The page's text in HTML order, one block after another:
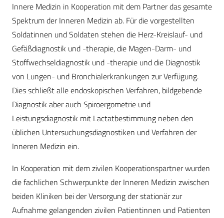
Innere Medizin in Kooperation mit dem Partner das gesamte
Spektrum der Inneren Medizin ab. Für die vorgestellten
Soldatinnen und Soldaten stehen die Herz-Kreislauf- und
Gefäßdiagnostik und -therapie, die Magen-Darm- und
Stoffwechseldiagnostik und -therapie und die Diagnostik
von Lungen- und Bronchialerkrankungen zur Verfügung.
Dies schließt alle endoskopischen Verfahren, bildgebende
Diagnostik aber auch Spiroergometrie und
Leistungsdiagnostik mit Lactatbestimmung neben den
üblichen Untersuchungsdiagnostiken und Verfahren der
Inneren Medizin ein.
In Kooperation mit dem zivilen Kooperationspartner wurden
die fachlichen Schwerpunkte der Inneren Medizin zwischen
beiden Kliniken bei der Versorgung der stationär zur
Aufnahme gelangenden zivilen Patientinnen und Patienten